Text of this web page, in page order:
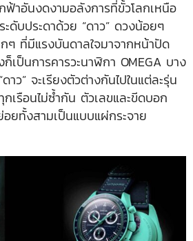
าอันงดงามอลังการที่ขั้วโลกเหนือ
ดับประดาด้วย “ดาว” ดวงน้อยๆ
ๆ ที่มีแรงบันดาลใจมาจากหน้าปัด
ก็เป็นการคารวะนาฬิกา OMEGA บาง
ว” จะเรียงตัวต่างกันไปในแต่ละรุ่น
เรือนไม่ซ้ำกัน ตัวเลขและขีดบอก
ยทั้งสามเป็นแบบแผ่กระจาย